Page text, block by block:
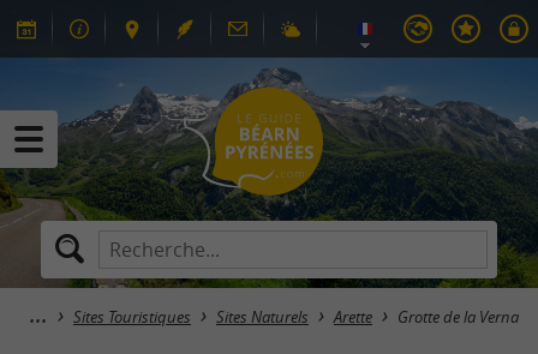
Sites Touristiques Sites Naturels Arette Grotte de la Verna